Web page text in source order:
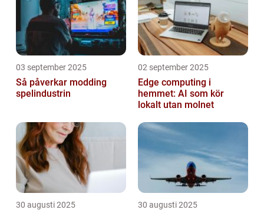
03 september 2025
Så påverkar modding
spelindustrin
02 september 2025
Edge computing i
hemmet: AI som kör
lokalt utan molnet
30 augusti 2025 30 augusti 2025